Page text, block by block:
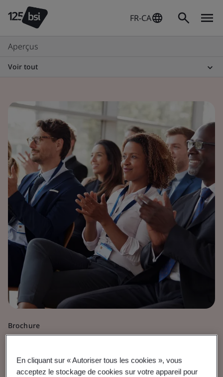
FR-CA
Aperçus
Voir tout
Brochure
Dispositifs médicaux
Frais MDR pour les
En cliquant sur « Autoriser tous les cookies », vous
acceptez le stockage de cookies sur votre appareil pour